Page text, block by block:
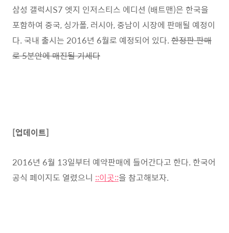
삼성 갤럭시S7 엣지 인저스티스 에디션 (배트맨)은 한국을
포함하여 중국, 싱가폴, 러시아, 중남이 시장에 판매될 예정이
다. 국내 출시는 2016년 6월로 예정되어 있다. 한정판 판매
로 5분안에 매진될 기세다
[업데이트]
2016년 6월 13일부터 예약판매에 들어간다고 한다. 한국어
공식 페이지도 열렸으니 ::이곳::을 참고해보자.